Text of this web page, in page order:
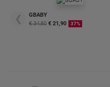
❮
GBABY
€ 34,80 € 21,90 37%